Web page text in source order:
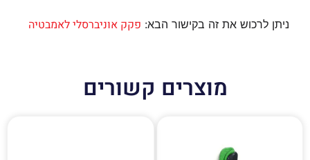
ניתן לרכוש את זה בקישור הבא: פקק אוניברסלי לאמבטיה
מוצרים קשורים